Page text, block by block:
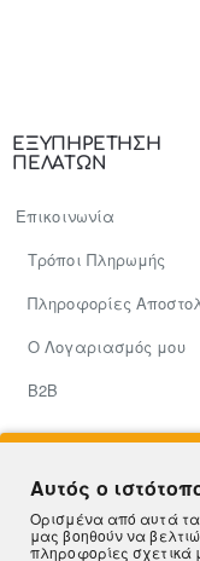
ΕΞΥΠΗΡΕΤΗΣΗ
ΠΕΛΑΤΩΝ
Επικοινωνία
Τρόποι Πληρωμής
Πληροφορίες
Ο Λογαριασμός μου
Β2Β
Αυτός ο
Ορισμένα από αυτά
μας βοηθούν να
πληροφορίες σχετικά